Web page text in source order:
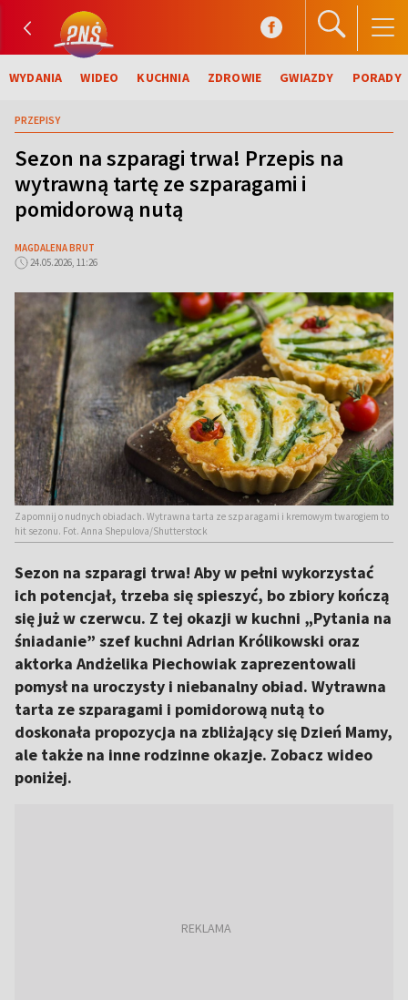
WYDANIA WIDEO KUCHNIA ZDROWIE GWIAZDY PORADY
PRZEPISY
Sezon na szparagi trwa! Przepis na
wytrawną tartę ze szparagami i
pomidorową nutą
MAGDALENA BRUT
24.05.2026, 11:26
Zapomnij o nudnych obiadach. Wytrawna tarta ze szparagami i kremowym twarogiem to
hit sezonu. Fot. Anna Shepulova/Shutterstock
Sezon na szparagi trwa! Aby w pełni wykorzystać
ich potencjał, trzeba się spieszyć, bo zbiory kończą
się już w czerwcu. Z tej okazji w kuchni „Pytania na
śniadanie” szef kuchni Adrian Królikowski oraz
aktorka Andżelika Piechowiak zaprezentowali
pomysł na uroczysty i niebanalny obiad. Wytrawna
tarta ze szparagami i pomidorową nutą to
doskonała propozycja na zbliżający się Dzień Mamy,
ale także na inne rodzinne okazje. Zobacz wideo
poniżej.